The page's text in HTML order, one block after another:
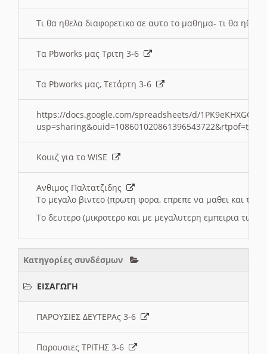
Τι θα ηθελα διαφορετικο σε αυτο το μαθημα- τι θα
Τα Pbworks μας Τριτη 3-6
Τα Pbworks μας, Τετάρτη 3-6
https://docs.google.com/spreadsheets/d/
Κουιζ για το WISE
Ανθιμος Παλτατζιδης
Το μεγαλο βιντεο (πρωτη φορα, επρεπε να μαθει και το
Το δευτερο (μικροτερο και με μεγαλυτερη εμπειρια
Κατηγορίες συνδέσμων
ΕΙΣΑΓΩΓΗ
ΠΑΡΟΥΣΙΕΣ ΔΕΥΤΕΡΑς 3-6
Παρουσιες ΤΡΙΤΗΣ 3-6